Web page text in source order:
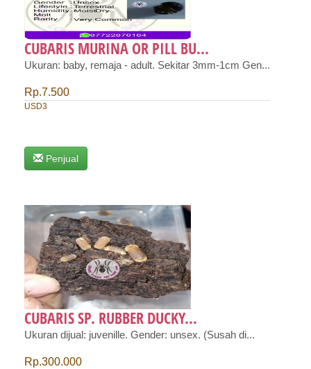
CUBARIS MURINA OR PILL BU...
Ukuran: baby, remaja - adult. Sekitar 3mm-1cm Gen...
Rp.7.500
USD3
Penjual
CUBARIS SP. RUBBER DUCKY...
Ukuran dijual: juvenille. Gender: unsex. (Susah di...
Rp.300.000